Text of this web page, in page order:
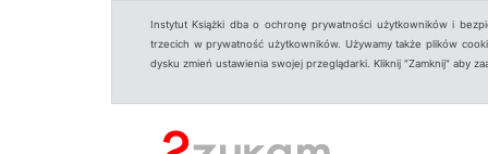
Instytut Książki dba o ochronę prywatności użytkowników i
trzecich w prywatność użytkowników. Używamy także plików
dysku zmień ustawienia swojej przeglądarki. Kliknij "Zamknij" aby